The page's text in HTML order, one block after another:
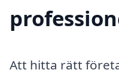
Att hitta rätt